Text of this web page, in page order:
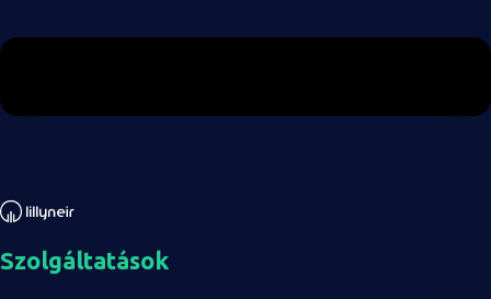
Szolgáltatások